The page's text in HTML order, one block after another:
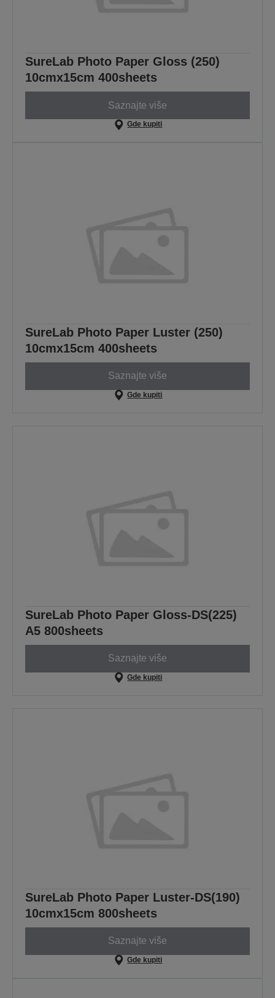
SureLab Photo Paper Gloss (250)
10cmx15cm 400sheets
Saznajte više
Gde kupiti
SureLab Photo Paper Luster (250)
10cmx15cm 400sheets
Saznajte više
Gde kupiti
SureLab Photo Paper Gloss-DS(225)
A5 800sheets
Saznajte više
Gde kupiti
SureLab Photo Paper Luster-DS(190)
10cmx15cm 800sheets
Saznajte više
Gde kupiti